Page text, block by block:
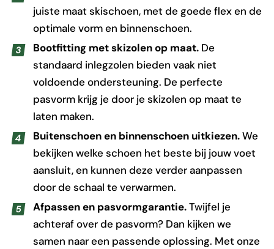
juiste maat skischoen, met de goede flex en de
optimale vorm en binnenschoen.
Bootfitting met skizolen op maat. De
standaard inlegzolen bieden vaak niet
voldoende ondersteuning. De perfecte
pasvorm krijg je door je skizolen op maat te
laten maken.
Buitenschoen en binnenschoen uitkiezen.We
bekijken welke schoen het beste bij jouw voet
aansluit, en kunnen deze verder aanpassen
door de schaal te verwarmen.
Afpassen en pasvormgarantie.Twijfel je
achteraf over de pasvorm? Dan kijken we
samen naar een passende oplossing. Met onze